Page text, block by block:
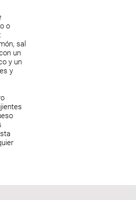
o
sal
un
y un
y